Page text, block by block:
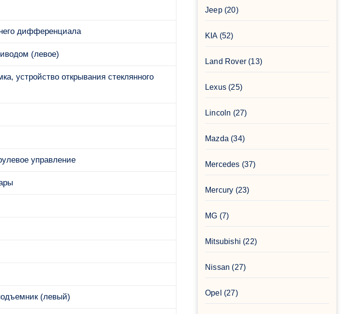
дифференциала
(левое)
устройство открывания стеклянного
управление
(левый)
Jeep(20)
KIA(52)
Land Rover (13)
Lexus (25)
Lincoln (27)
Mazda (34)
Mercedes (37)
Mercury (23)
MG (7)
Mitsubishi (22)
Nissan (27)
Opel (27)